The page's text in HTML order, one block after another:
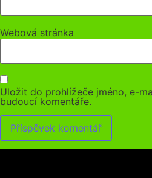
Webová stránka
Uložit do prohlížeče jméno, e-
budoucí komentáře.